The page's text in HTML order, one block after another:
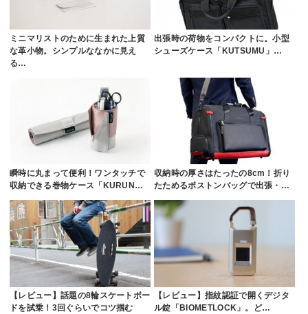
ミニマリストのために生まれた上質
な革小物。シンプルななかに見え
る…
出張時の荷物をコンパクトに。小型
シューズケース「KUTSUMU」…
瞬時に丸まって便利！ワンタッチで
収納できる巻物ケース「KURUN…
収納時の厚さはたったの8cm！折り
たためるボストンバッグで出張・…
【レビュー】話題の8輪スケートボー
ドを試乗！3回ぐらいでコツ掴む
【レビュー】指紋認証で開くデジタ
ル錠「BIOMETLOCK」。ど…